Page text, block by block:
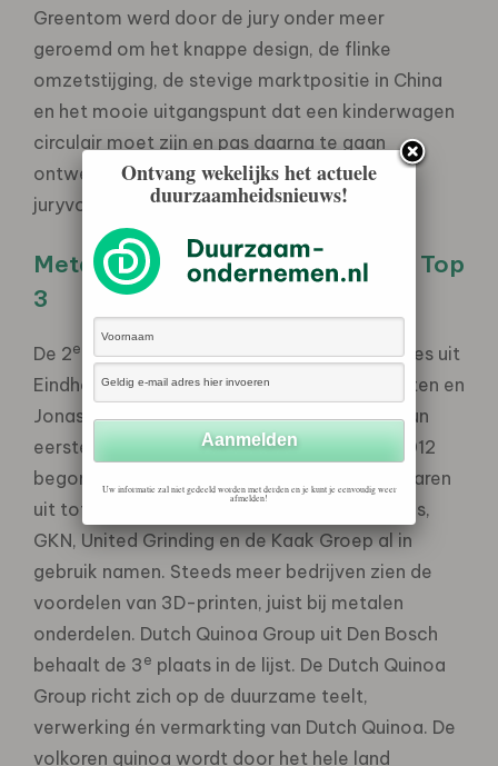
Greentom werd door de jury onder meer
geroemd om het knappe design, de flinke
omzetstijging, de stevige marktpositie in China
en het mooie uitgangspunt dat een kinderwagen
circulair moet zijn en pas daarna te gaan
ontwerpen. “Dutch design, geweldig!” aldus
juryvoorzitter Ruud Koornstra.
Metaalprinter en Dutch Quinoa in Top
3
De 2e
plek is veroverd door Additive Industries uit
Eindhoven. Vorig jaar verkochten Daan Kersten en
Jonas Wintermans van Additive Industries hun
eerste volwaardige metaalprinter. Wat in 2012
begon met een idee, groeide de afgelopen jaren
uit tot een betaversie die bedrijven als Airbus,
GKN, United Grinding en de Kaak Groep al in
gebruik namen. Steeds meer bedrijven zien de
voordelen van 3D-printen, juist bij metalen
onderdelen. Dutch Quinoa Group uit Den Bosch
behaalt de 3 e plaats in de lijst. De Dutch Quinoa
Group richt zich op de duurzame teelt,
verwerking én vermarkting van Dutch Quinoa. De
volkoren quinoa wordt door het hele land
Ontvang wekelijks het actuele
duurzaamheidsnieuws!
Uw informatie zal niet gedeeld worden met derden en je kunt je eenvoudig weer
afmelden!